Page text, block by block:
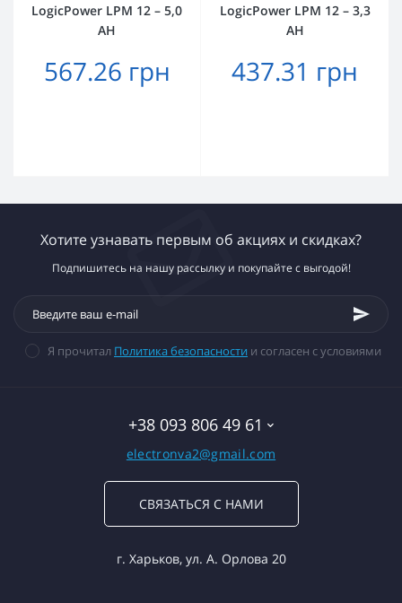
LogicPower LPM 12 – 5,0
AH
567.26 грн
LogicPower LPM 12 – 3,3
AH
437.31 грн
Хотите узнавать первым об акциях и скидках?
Подпишитесь на нашу рассылку и покупайте с выгодой!
Я прочитал Политика безопасности и согласен с условиями
+38 093 806 49 61
electronva2@gmail.com
СВЯЗАТЬСЯ С НАМИ
г. Харьков, ул. А. Орлова 20